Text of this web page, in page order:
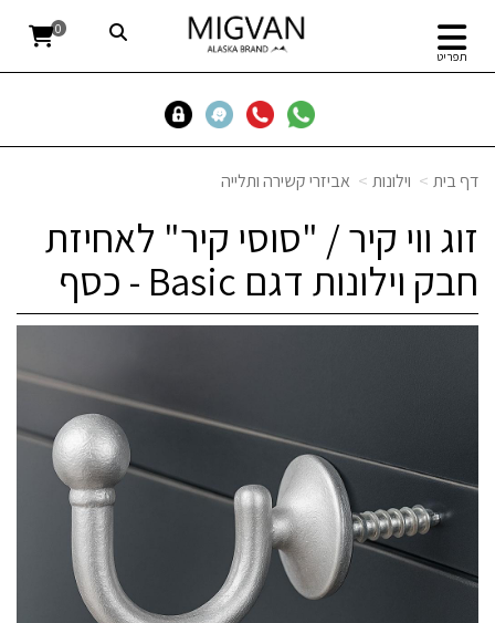
תפריט
0
דף בית וילונות אביזרי קשירה ותלייה
זוג ווי קיר / "סוסי קיר" לאחיזת
חבק וילונות דגם Basic - כסף